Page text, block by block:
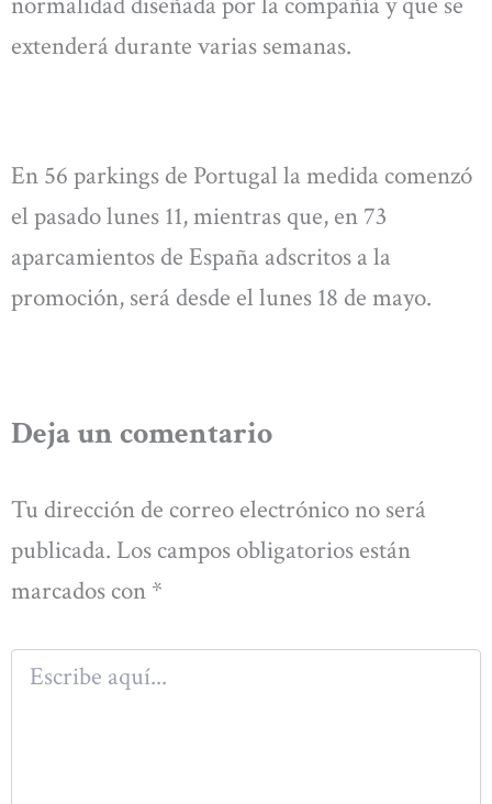
extenderá durante varias semanas.
En 56 parkings de Portugal la medida comenzó
el pasado lunes 11, mientras que, en 73
aparcamientos de España adscritos a la
promoción, será desde el lunes 18 de mayo.
Deja un comentario
Tu dirección de correo electrónico no será
publicada. Los campos obligatorios están
marcados con *
Escribe
aquí...